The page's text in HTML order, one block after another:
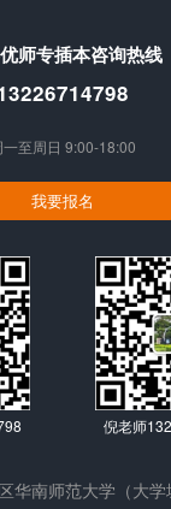
师专插本咨询热线
一至周日 9:00-18:00
我要报名
倪老师
华南师范大学（大